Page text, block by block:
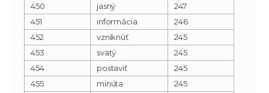
450
jasný
247
451
informácia
246
452
vzniknúť
245
453
svätý
245
454
postaviť
245
455
minúta
245